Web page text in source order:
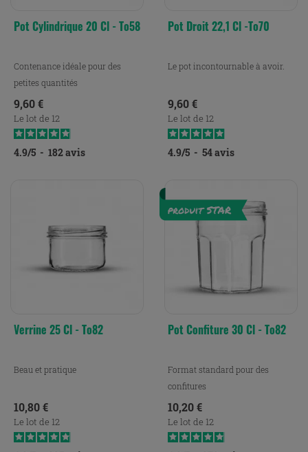
Pot Cylindrique 20 Cl - To58
Contenance idéale pour des
petites quantités
Prix
9,60 €
Le lot de 12
4.9/5 - 182avis
Pot Droit 22,1 Cl -To70
Le pot incontournable à avoir.
Prix
9,60 €
Le lot de 12
4.9/5 - 54avis
Verrine 25 Cl - To82
Beau et pratique
Prix
10,80 €
Le lot de 12
Pot Confiture 30 Cl - To82
Format standard pour des
confitures
Prix
10,20 €
Le lot de 12